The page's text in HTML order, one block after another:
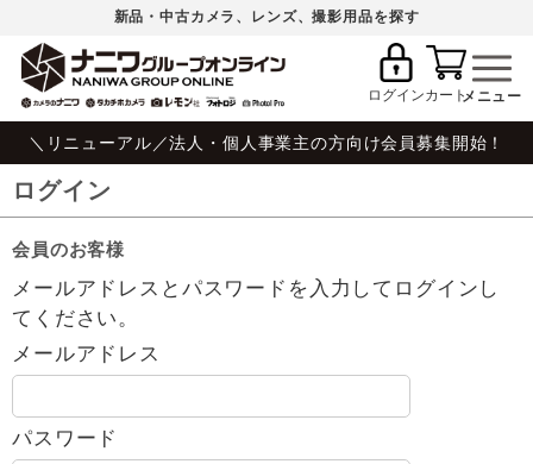
新品・中古カメラ、レンズ、撮影用品を探す
ログインカート
＼リニューアル／法人・個人事業主の方向け会員募集開始！
ログイン
会員のお客様
メールアドレスとパスワードを入力してログインし
てください。
メールアドレス
パスワード